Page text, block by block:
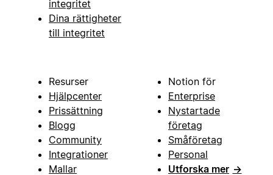
integritet
Dina rättigheter
till integritet
Resurser
Hjälpcenter
Prissättning
Blogg
Community
Integrationer
Mallar
Notion för
Enterprise
Nystartade
företag
Småföretag
Personal
Utforska mer →